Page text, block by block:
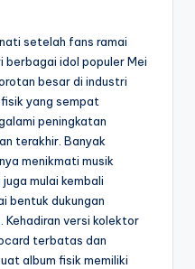
setelah fans ramai
berbagai idol populer Mei
besar di industri
fisik yang sempat
peningkatan
terakhir. Banyak
menikmati musik
mulai kembali
bentuk dukungan
versi kolektor
terbatas dan
album fisik memiliki